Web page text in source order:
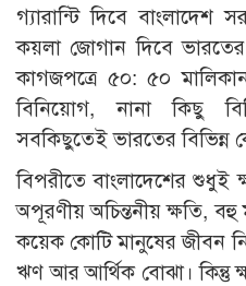
গ্যারান্টি দিবে
কয়লা জোগান দিবে
কাগজপত্রে ৫০: ৫০
বিনিয়োগ, নানা কিছু
সবকিছুতেই ভারতের বিভিন্ন
বিপরীতে বাংলাদেশের শুধুই
অপূরণীয় অচিন্তনীয় ক্ষতি, বহু
কয়েক কোটি মানুষের জীবন
ঋণ আর আর্থিক বোঝা। কিন্তু